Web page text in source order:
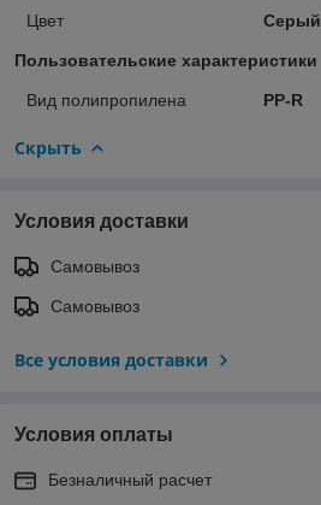
Цвет
Серый
Пользовательские характеристики
Вид полипропилена PP-R
Скрыть
Условия доставки
Самовывоз
Самовывоз
Все условия доставки
Условия оплаты
Безналичный расчет